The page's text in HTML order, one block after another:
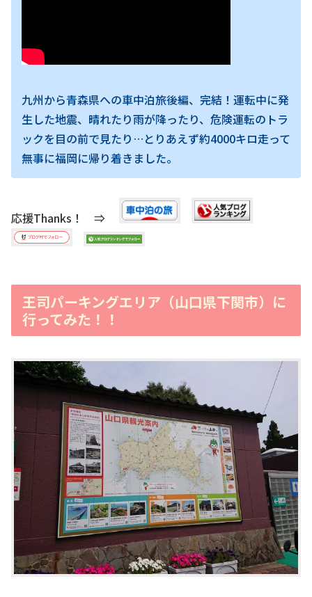
九州から青森県への車中泊旅後編、完結！運転中に発
生した地震、晴れたり雨が降ったり、危険運転のトラ
ックを目の前で見たり…とりあえず約4000キロ走って
無事に福岡に帰り着きました。
応援Thanks！ ⇒
王司パーキングエリア（山口県下関市）に
行ってみた！！